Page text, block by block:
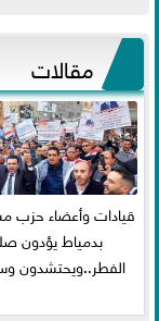
مقالات
قيادات وأعضاء حزب
بدمياط يؤدون
الفطر..ويحتشدون